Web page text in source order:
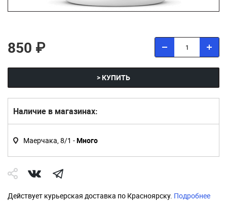
850 ₽
> КУПИТЬ
Наличие в магазинах:
Маерчака, 8/1 -Много
Действует курьерская доставка по Красноярску. Подробнее